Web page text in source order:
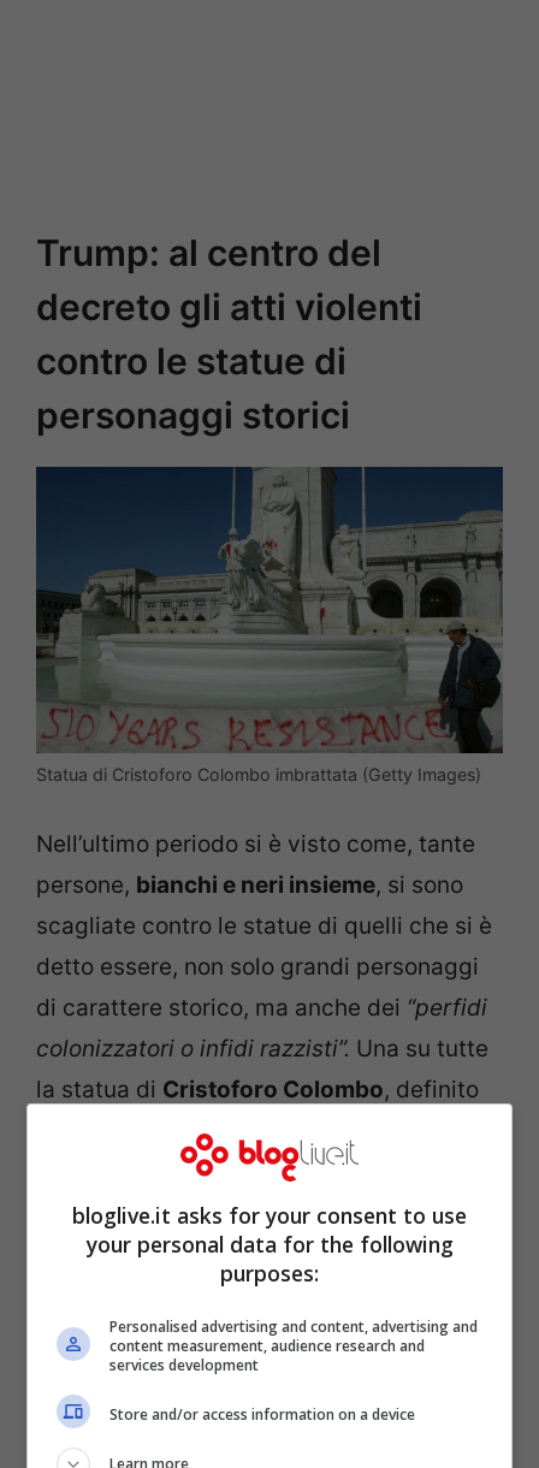
Trump: al centro del
decreto gli atti violenti
contro le statue di
personaggi storici
Statua di Cristoforo Colombo imbrattata (Getty Images)
Nell’ultimo periodo si è visto come, tante
persone, bianchi e neri insieme, si sono
scagliate contro le statue di quelli che si è
detto essere, non solo grandi personaggi
di carattere storico, ma anche dei “perfidi
colonizzatori o infidi razzisti”. Una su tutte
la statua di Cristoforo Colombo, definito
da molti, e come detto poc’anzi, non un
grande esploratore o portatore di
scoperte, ma unperfido colonizzatore.
Nei prossimi giorni la tensione potrà
tornare ad essere altissima. Intanto il
tycoon è rimasto aWashington:“Sono
rimasto qui per far rispettare l’ordine”
afferma quest’ultimo in vista del nuovo
decreto, cancellando di fatto il suo week-
bloglive.it asks for your consent to use
your personal data for the following
purposes:
Personalised advertising and content, advertising and
content measurement, audience research and
services development
Store and/or access information on a device
Learn more